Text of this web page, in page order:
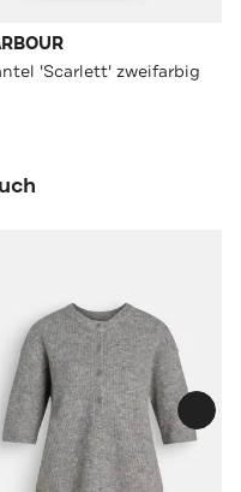
'Scarlett' zweifarbig